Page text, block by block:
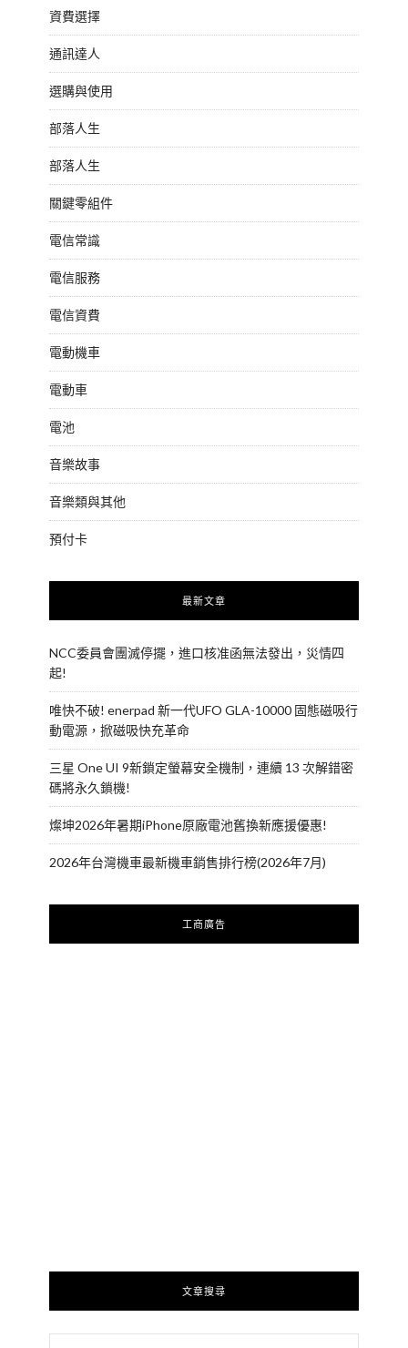
資費選擇
通訊達人
選購與使用
部落人生
部落人生
關鍵零組件
電信常識
電信服務
電信資費
電動機車
電動車
電池
音樂故事
音樂類與其他
預付卡
最新文章
NCC委員會團滅停擺，進口核准函無法發出，災情四
起!
唯快不破! enerpad 新一代UFO GLA-10000 固態磁吸行
動電源，掀磁吸快充革命
三星 One UI 9新鎖定螢幕安全機制，連續 13 次解錯密
碼將永久鎖機!
燦坤2026年暑期iPhone原廠電池舊換新應援優惠!
2026年台灣機車最新機車銷售排行榜(2026年7月)
工商廣告
文章搜尋